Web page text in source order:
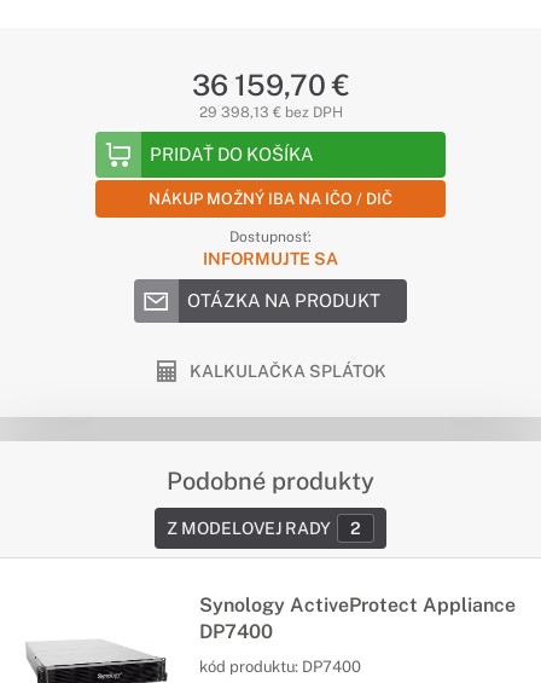
36 159,70 €
29 398,13 € bez DPH
PRIDAŤ DO KOŠÍKA
NÁKUP MOŽNÝ IBA NA IČO / DIČ
Dostupnosť:
INFORMUJTE SA
OTÁZKA NA PRODUKT
KALKULAČKA SPLÁTOK
Podobné produkty
Z MODELOVEJ RADY 2
Synology ActiveProtect Appliance
DP7400
kód produktu: DP7400